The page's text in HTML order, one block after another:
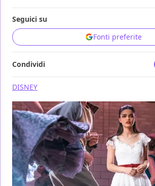
Seguici su
Fonti preferite
Condividi
DISNEY